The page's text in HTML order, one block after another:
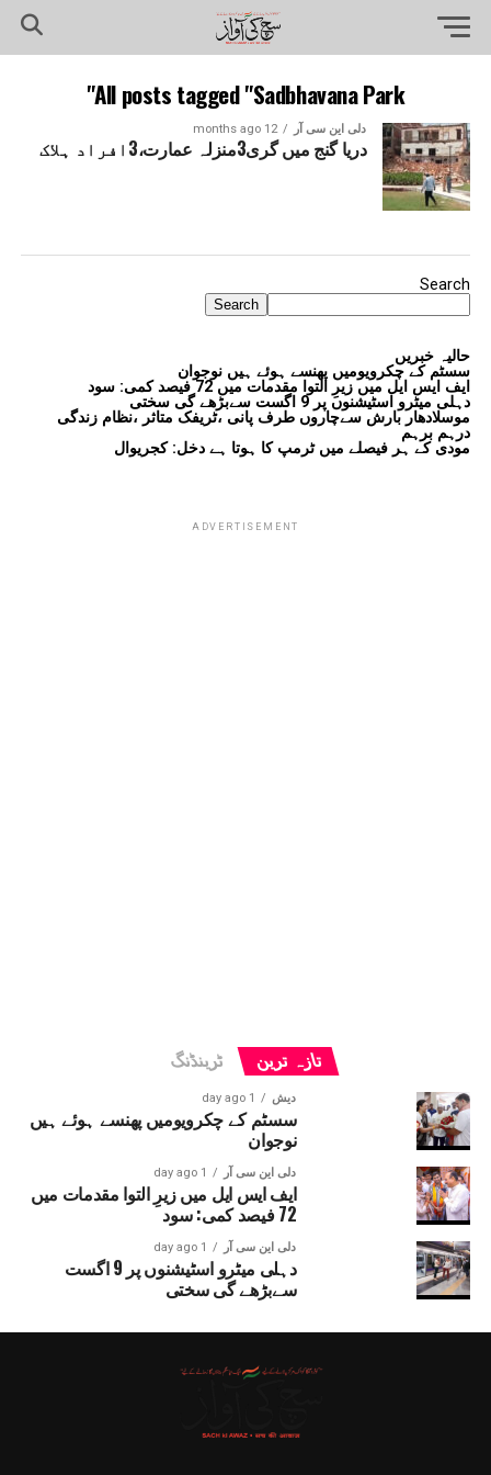
All posts tagged "Sadbhavana Park"
دلی این سی آر 12 months ago
دریا گنج میں گری3منزلہ عمارت،3افراد ہلاک
Search
Search
حالیہ خبریں
سسٹم کے چکرویومیں پھنسے ہوئے ہیں نوجوان
ایف ایس ایل میں زیرِ التوا مقدمات میں 72 فیصد کمی: سود
دہلی میٹرو اسٹیشنوں پر 9 اگست سےبڑھے گی سختی
موسلادھار بارش سےچاروں طرف پانی ،ٹریفک متاثر ،نظام زندگی
درہم برہم
مودی کے ہر فیصلے میں ٹرمپ کا ہوتا ہے دخل: کجریوال
ADVERTISEMENT
تازہ ترین ٹرینڈنگ
دیش 1 day ago
سسٹم کے چکرویومیں پھنسے ہوئے ہیں
نوجوان
دلی این سی آر 1 day ago
ایف ایس ایل میں زیرِ التوا مقدمات میں
72 فیصد کمی: سود
دلی این سی آر 1 day ago
دہلی میٹرو اسٹیشنوں پر 9 اگست
سےبڑھے گی سختی